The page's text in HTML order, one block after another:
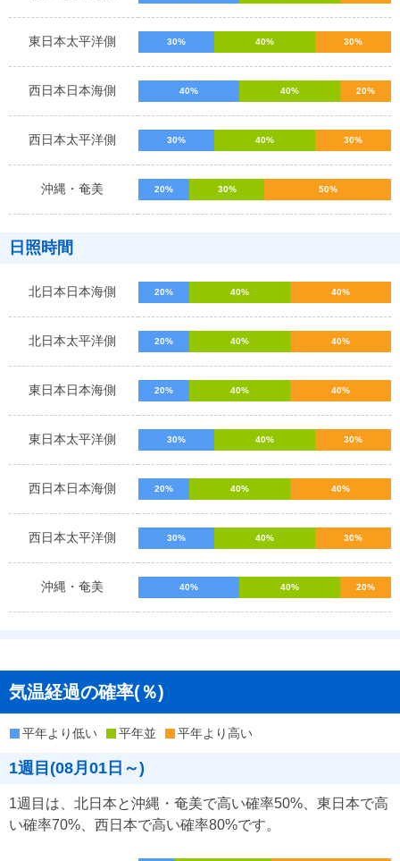
東日本太平洋側 30% 40% 30%
西日本日本海側 40% 40% 20%
西日本太平洋側 30% 40% 30%
沖縄・奄美 20% 30% 50%
日照時間
北日本日本海側 20% 40% 40%
北日本太平洋側 20% 40% 40%
東日本日本海側 20% 40% 40%
東日本太平洋側 30% 40% 30%
西日本日本海側 20% 40% 40%
西日本太平洋側 30% 40% 30%
沖縄・奄美 40% 40% 20%
気温経過の確率(％)
平年より低い 平年並 平年より高い
1週目(08月01日～)
1週目は、北日本と沖縄・奄美で高い確率50%、東日本で高
い確率70%、西日本で高い確率80%です。